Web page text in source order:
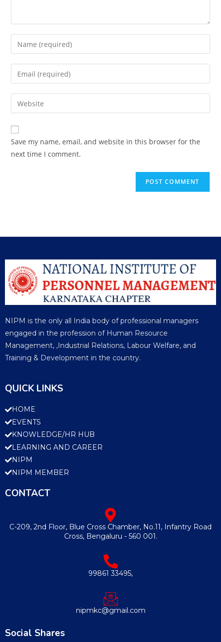
Save my name, email, and website in this browser for the
next time I comment.
NIPM is the only all India body of professional managers
engaged in the profession of Human Resource
Management, ,Industrial Relations, Labour Welfare, and
Training & Development in the country.
QUICK LINKS
HOME
EVENTS
KNOWLEDGE/HR HUB
LEARNING AND CAREER
NIPM
NIPM MEMBER
CONTACT
C-209, 2nd Floor, Blue Cross Chamber, No.11, Infantry Road
Cross, Bengaluru - 560 001.
99861 33495,
nipmkc@gmail.com
Social Shares